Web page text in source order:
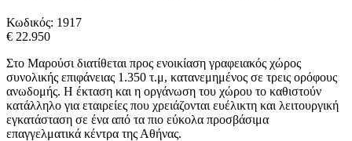
Κωδικός: 1917
€ 22.950
Στο Μαρούσι διατίθεται προς ενοικίαση γραφειακός χώρος
συνολικής επιφάνειας 1.350 τ.μ, κατανεμημένος σε τρεις ορόφους
ανωδομής. Η έκταση και η οργάνωση του χώρου το καθιστούν
κατάλληλο για εταιρείες που χρειάζονται ευέλικτη και λειτουργική
εγκατάσταση σε ένα από τα πιο εύκολα προσβάσιμα
επαγγελματικά κέντρα της Αθήνας.